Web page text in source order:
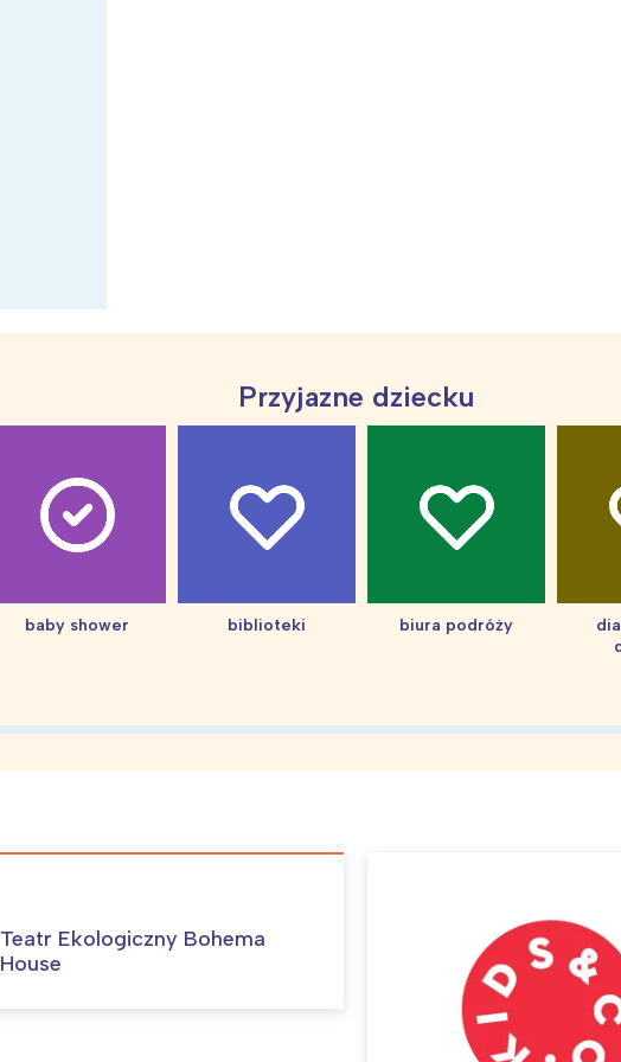
Przyjazne dziecku
baby shower biblioteki biura podróży
Teatr Ekologiczny Bohema
House